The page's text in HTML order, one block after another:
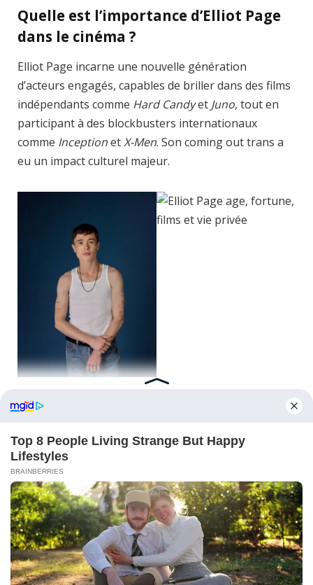
The ad can work with passive cache-
busting
Trouvez des solutions dans le manuel
Quelle est l’importance d’Elliot Page
dans le cinéma ?
Elliot Page incarne une nouvelle génération
d’acteurs engagés, capables de briller dans des films
indépendants comme Hard Candyet Juno, tout en
participant à des blockbusters internationaux
comme InceptionetX-Men. Son coming out trans a
eu un impact culturel majeur.